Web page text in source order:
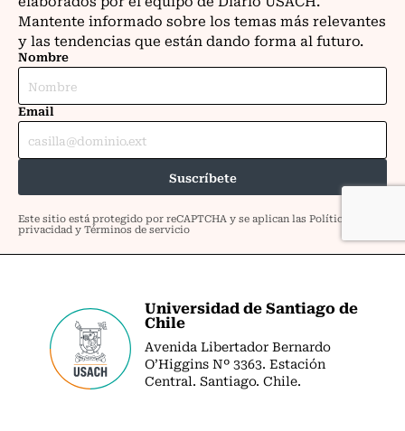
Universidad de Santiago de
Chile
Avenida Libertador Bernardo
O’Higgins Nº 3363. Estación
Central. Santiago. Chile.